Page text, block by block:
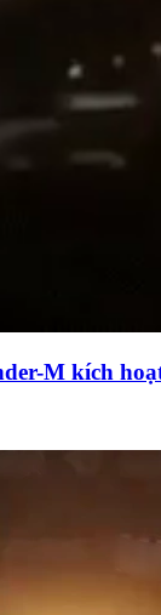
M kích